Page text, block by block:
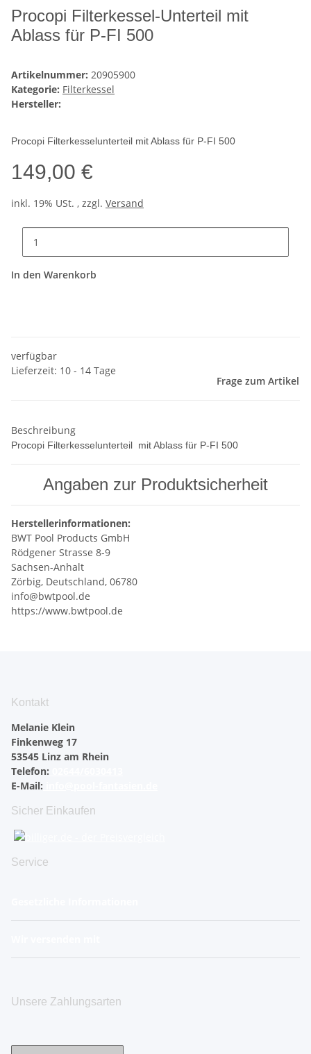
Procopi Filterkessel-Unterteil mit
Ablass für P-FI 500
Artikelnummer: 20905900
Kategorie: Filterkessel
Hersteller:
Procopi Filterkesselunterteil mit Ablass für P-FI 500
149,00 €
inkl. 19% USt. , zzgl. Versand
In den Warenkorb
verfügbar
Lieferzeit: 10 - 14 Tage
Frage zum Artikel
Beschreibung
Procopi Filterkesselunterteil mit Ablass für P-FI 500
Angaben zur Produktsicherheit
Herstellerinformationen:
BWT Pool Products GmbH
Rödgener Strasse 8-9
Sachsen-Anhalt
Zörbig, Deutschland, 06780
info@bwtpool.de
https://www.bwtpool.de
Kontakt
Melanie Klein
Finkenweg 17
53545 Linz am Rhein
Telefon:
E-Mail:
Sicher Einkaufen
Service
Unsere Zahlungsarten